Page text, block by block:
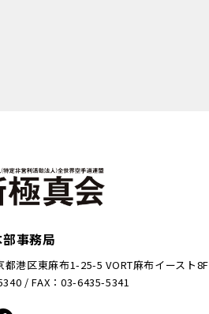
事務局
都港区東麻布1-25-5 VORT麻布イースト8F
/ FAX：03-6435-5341